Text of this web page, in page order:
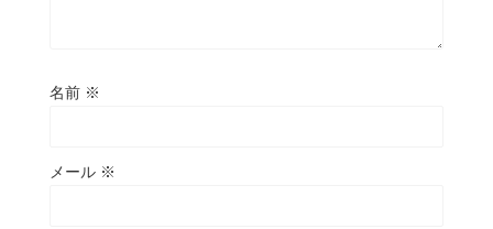
名前 ※
メール ※